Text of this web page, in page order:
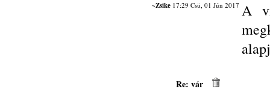
~Zsike17:29 Csü, 01 Jún 2017 A
Re: vár